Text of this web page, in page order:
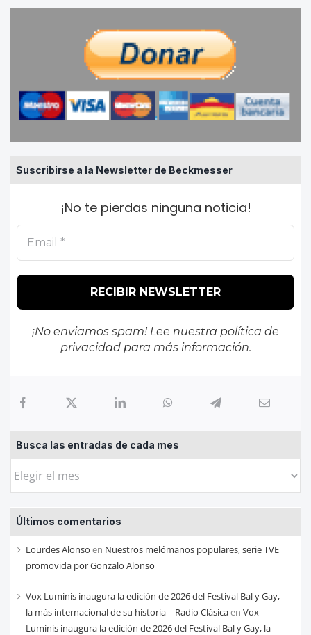
Suscribirse a la Newsletter de Beckmesser
¡No te pierdas ninguna noticia!
¡No enviamos spam! Lee nuestra política de
privacidadpara más información.
Busca las entradas de cada mes
Busca
entradas
de
cada
mes
Últimos comentarios
Lourdes Alonso en Nuestros melómanos populares, serie TVE
promovida por Gonzalo Alonso
Vox Luminis inaugura la edición de 2026 del Festival Bal y Gay,
la más internacional de su historia – Radio Clásicaen Vox
Luminis inaugura la edición de 2026 del Festival Bal y Gay, la